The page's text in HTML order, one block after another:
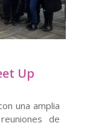
Up
una amplia
de